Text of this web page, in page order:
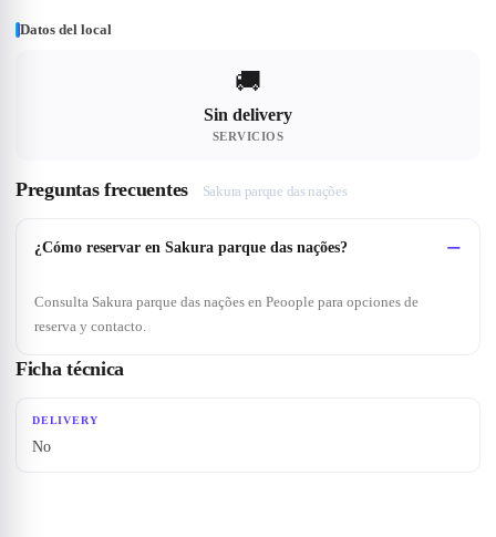
Datos del local
🚚
Sin delivery
SERVICIOS
Preguntas frecuentes Sakura parque das nações
¿Cómo reservar en Sakura parque das nações?
Consulta Sakura parque das nações en Peoople para opciones de
reserva y contacto.
Ficha técnica
DELIVERY
No